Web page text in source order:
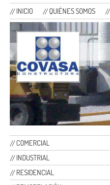
INICIO QUIÉNES SOMOS
COMERCIAL
INDUSTRIAL
RESIDENCIAL